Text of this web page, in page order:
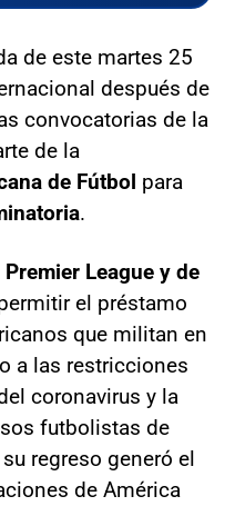
de este martes 25
después de
convocatorias de la
de la
de Fútbol para
.
Premier League y de
el préstamo
que militan en
a las restricciones
coronavirus y la
futbolistas de
regreso generó el
de América